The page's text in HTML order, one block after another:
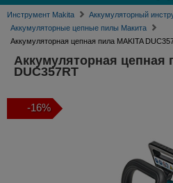
Инструмент Makita
Аккумуляторный
Аккумуляторные цепные пилы Макита
Аккумуляторная цепная пила MAKITA
Аккумуляторная цепная
DUC357RT
-16%